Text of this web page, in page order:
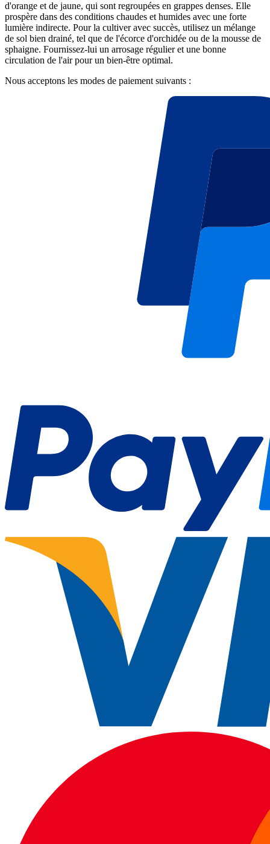
d'orange et de jaune, qui sont regroupées en grappes denses. Elle
prospère dans des conditions chaudes et humides avec une forte
lumière indirecte. Pour la cultiver avec succès, utilisez un mélange
de sol bien drainé, tel que de l'écorce d'orchidée ou de la mousse de
sphaigne. Fournissez-lui un arrosage régulier et une bonne
circulation de l'air pour un bien-être optimal.
Nous acceptons les modes de paiement suivants :